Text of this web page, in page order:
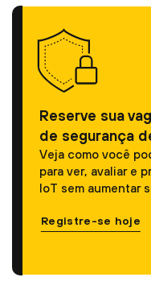
Reserve sua
de segurança
Veja como você
para ver, avaliar e
IoT sem aumentar
Registre-se hoje